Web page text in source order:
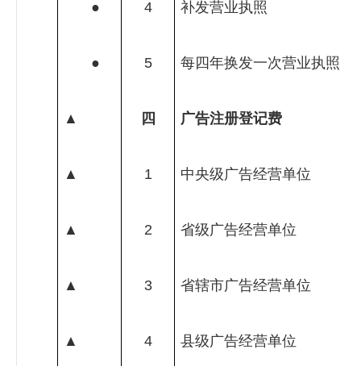
● 4 补发营业执照
● 5 每四年换发一次营业执照
▲ 四 广告注册登记费
▲ 1 中央级广告经营单位
▲ 2 省级广告经营单位
▲ 3 省辖市广告经营单位
▲ 4 县级广告经营单位